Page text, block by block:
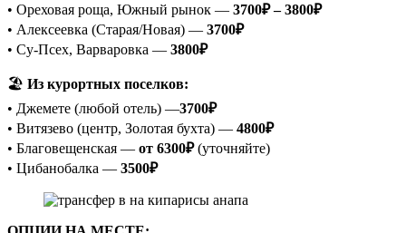
• Ореховая роща, Южный рынок — 3700₽ – 3800₽
• Алексеевка (Старая/Новая) — 3700₽
• Су-Псех, Варваровка — 3800₽
🏖 Из курортных поселков:
• Джемете (любой отель) —3700₽
• Витязево (центр, Золотая бухта) — 4800₽
• Благовещенская — от 6300₽(уточняйте)
• Цибанобалка — 3500₽